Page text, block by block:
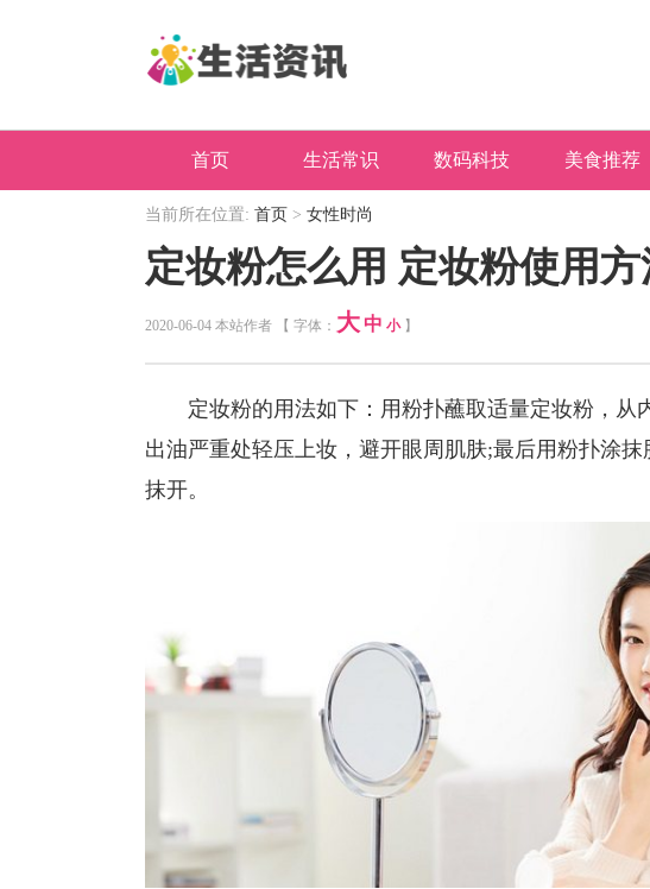
首页 生活常识 数码科技 美食推荐
当前所在位置: 首页 > 女性时尚
定妆粉怎么用 定妆粉使用方
2020-06-04 本站作者 【 字体： 大 中 小】
定妆粉的用法如下：用粉扑蘸取适量定妆粉，从
出油严重处轻压上妆，避开眼周肌肤;最后用粉扑涂
抹开。